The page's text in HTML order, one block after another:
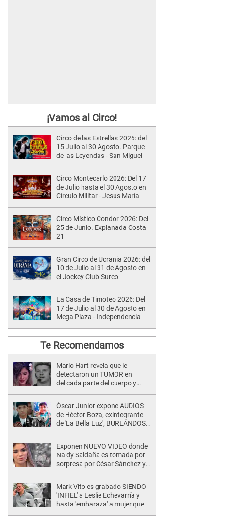
¡Vamos al Circo!
Circo de las Estrellas 2026: del
15 Julio al 30 Agosto. Parque
de las Leyendas - San Miguel
Circo Montecarlo 2026: Del 17
de Julio hasta el 30 Agosto en
Círculo Militar - Jesús María
Circo Místico Condor 2026: Del
25 de Junio. Explanada Costa
21
Gran Circo de Ucrania 2026: del
10 de Julio al 31 de Agosto en
el Jockey Club-Surco
La Casa de Timoteo 2026: Del
17 de Julio al 30 de Agosto en
Mega Plaza - Independencia
Te Recomendamos
Mario Hart revela que le
detectaron un TUMOR en
delicada parte del cuerpo y
muy fuertes..."
Óscar Junior expone AUDIOS
de Héctor Boza, exintegrante
de 'La Bella Luz', BURLÁNDOSE
Exponen NUEVO VIDEO donde
Naldy Saldaña es tomada por
sorpresa por César Sánchez y
Mark Vito es grabado SIENDO
'INFIEL' a Leslie Echevarría y
hasta 'embaraza' a mujer que